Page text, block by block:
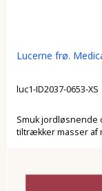
Lucerne frø.
luc1-ID2037-0653-XS
Smuk jordløsnende
tiltrækker masser af